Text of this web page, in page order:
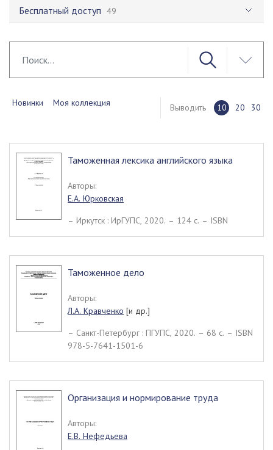
Бесплатный доступ 49
Новинки Моя коллекция Выводить 10 20 30
Таможенная лексика английского языка
Авторы:
Е.А. Юрковская
– Иркутск : ИрГУПС, 2020. – 124 c. – ISBN
Таможенное дело
Авторы:
Л.А. Кравченко [и др.]
– Санкт-Петербург : ПГУПС, 2020. – 68 c. – ISBN
978-5-7641-1501-6
Организация и нормирование труда
Авторы:
Е.В. Нефедьева